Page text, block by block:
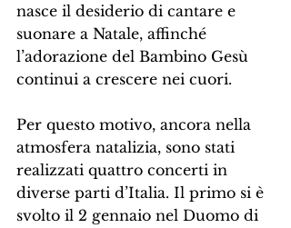
nasce il desiderio di cantare e
suonare a Natale, affinché
l’adorazione del Bambino Gesù
continui a crescere nei cuori.
Per questo motivo, ancora nella
atmosfera natalizia, sono stati
realizzati quattro concerti in
diverse parti d’Italia. Il primo si è
svolto il 2 gennaio nel Duomo di